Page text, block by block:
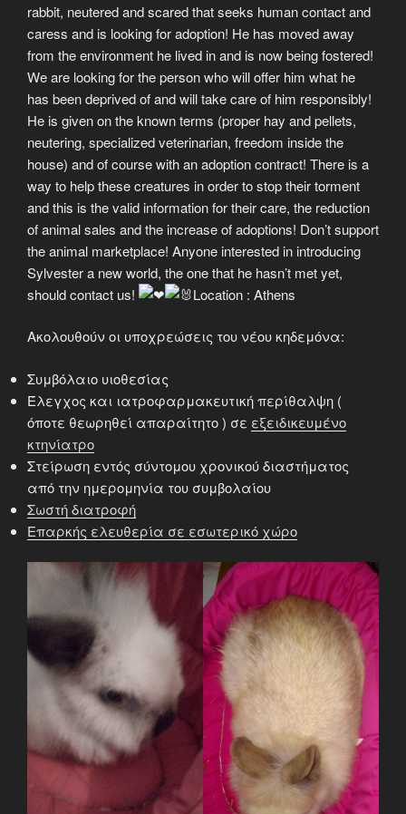
rabbit, neutered and scared that seeks human contact and
caress and is looking for adoption! He has moved away
from the environment he lived in and is now being fostered!
We are looking for the person who will offer him what he
has been deprived of and will take care of him responsibly!
He is given on the known terms (proper hay and pellets,
neutering, specialized veterinarian, freedom inside the
house) and of course with an adoption contract! There is a
way to help these creatures in order to stop their torment
and this is the valid information for their care, the reduction
of animal sales and the increase of adoptions! Don’t support
the animal marketplace! Anyone interested in introducing
Sylvester a new world, the one that he hasn’t met yet,
should contact us!
Location : Athens
Ακολουθούν οι υποχρεώσεις του νέου κηδεμόνα:
Συμβόλαιο υιοθεσίας
Έλεγχος και ιατροφαρμακευτική περίθαλψη (
όποτε θεωρηθεί απαραίτητο ) σε εξειδικευμένο
κτηνίατρο
Στείρωση εντός σύντομου χρονικού διαστήματος
από την ημερομηνία του συμβολαίου
Σωστή διατροφή
Επαρκής ελευθερία σε εσωτερικό χώρο